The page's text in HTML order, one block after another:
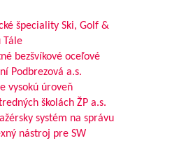
špeciality Ski, Golf &
Tále
bezšvíkové oceľové
Podbrezová a.s.
vysokú úroveň
školách ŽP a.s.
systém na správu
nástroj pre SW